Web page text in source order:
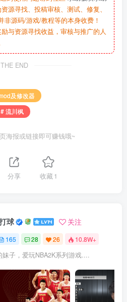
源寻找、投稿审核、测试、修复、
非源码/游戏/教程等的本身收费！
与资源寻找收益，审核与推广的人
THE END
及修改器
# 流川枫
海报或链接即可赚钱哦~
分享 收藏1
球 关注
165 28 26 10.8W+
妹子，爱玩NBA2K系列游戏....